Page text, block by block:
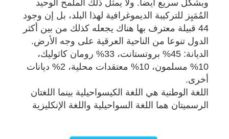
وبشكل سريع أيضا. ولا يمثل ذلك الملمح الوحيد
المُمَيِز للتركيبة الديموغرافية لهذا البلد، بل إن وجود
44 قبيلة معترف بها هناك يجعله كذلك من بين أكثر
الدول تنوعا من الناحية العرقية على وجه الأرض.
الديانة: 45% بروتستانت، 33% رومان كاثوليك،
10% مسلمون، 10% معتقدات محلية، 2% ديانات
أخرى.
اللغة الوطنية هي اللغة الكيسواحيلية بينما اللغتان
الرسميتان هما اللغة السواحيلية واللغة الإنكليزية